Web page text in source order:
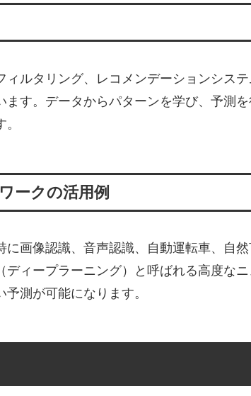
ィルタリング、レコメンデーションシス
す。データからパターンを学び、予測を
ークの活用例
に画像認識、音声認識、自動運転車、自
ディープラーニング）と呼ばれる高度な
測が可能になります。